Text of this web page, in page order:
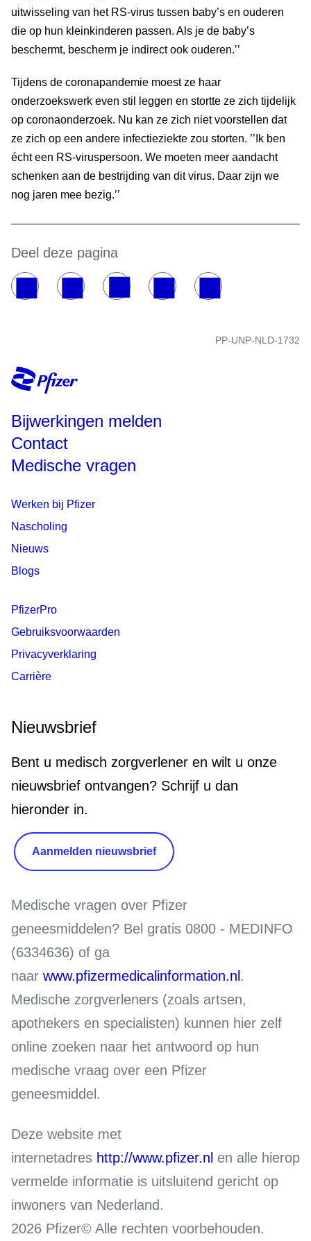
uitwisseling van het RS-virus tussen baby’s en ouderen
die op hun kleinkinderen passen. Als je de baby’s
beschermt, bescherm je indirect ook ouderen.’’
Tijdens de coronapandemie moest ze haar
onderzoekswerk even stil leggen en stortte ze zich tijdelijk
op coronaonderzoek. Nu kan ze zich niet voorstellen dat
ze zich op een andere infectieziekte zou storten. ’’Ik ben
écht een RS-viruspersoon. We moeten meer aandacht
schenken aan de bestrijding van dit virus. Daar zijn we
nog jaren mee bezig.’’
Deel deze pagina
PP-UNP-NLD-1732
Bijwerkingen melden
Contact
Medische vragen
Werken bij Pfizer
Nascholing
Nieuws
Blogs
PfizerPro
Gebruiksvoorwaarden
Privacyverklaring
Carrière
Nieuwsbrief
Bent u medisch zorgverlener en wilt u onze
nieuwsbrief ontvangen? Schrijf u dan
hieronder in.
Aanmelden nieuwsbrief
Medische vragen over Pfizer
geneesmiddelen? Bel gratis 0800 - MEDINFO
(6334636) of ga
naar www.pfizermedicalinformation.nl .
Medische zorgverleners (zoals artsen,
apothekers en specialisten) kunnen hier zelf
online zoeken naar het antwoord op hun
medische vraag over een Pfizer
geneesmiddel.
Deze website met
internetadres http://www.pfizer.nl en alle hierop
vermelde informatie is uitsluitend gericht op
inwoners van Nederland.
2026 Pfizer© Alle rechten voorbehouden.